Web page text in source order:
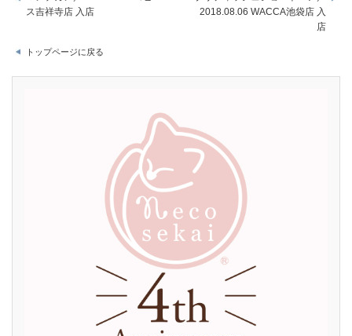
ス吉祥寺店 入店
2018.08.06 WACCA池袋店 入
店
トップページに戻る